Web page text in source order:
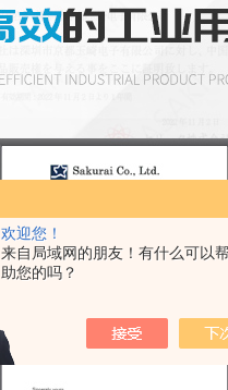
欢迎您！
来自局域网的朋友！有什么可以
助您的吗？